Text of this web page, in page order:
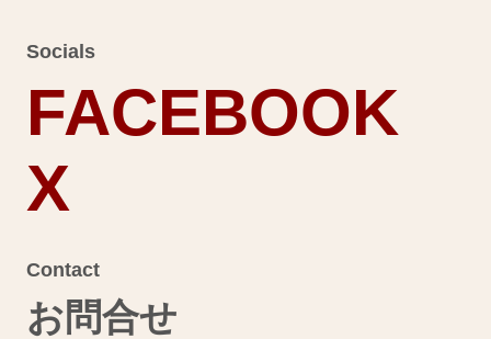
Socials
FACEBOOK
X
Contact
お問合せ